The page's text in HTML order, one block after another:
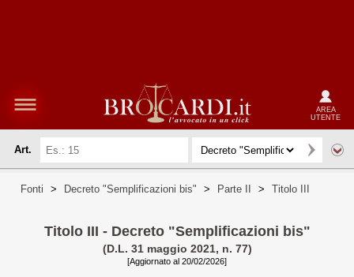
AREA
UTENTE
Art.
Fonti > Decreto "Semplificazioni bis" > Parte II > Titolo III
Titolo III - Decreto "Semplificazioni bis"
(D.L. 31 maggio 2021, n. 77)
[Aggiornato al 20/02/2026]